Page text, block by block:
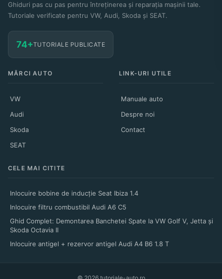
Ghiduri pas cu pas pentru întreținerea și reparația mașinii tale.
Tutoriale verificate pentru VW, Audi, Skoda și SEAT.
74+TUTORIALE PUBLICATE
MĂRCI AUTO
VW
Audi
Skoda
SEAT
LINK-URI UTILE
Manuale auto
Despre noi
Contact
CELE MAI CITITE
Inlocuire bobine de inducție Seat Ibiza 1.4
Inlocuire filtru combustibil Audi A6 C5
Ghid Complet: Demontarea Banchetei Spate la VW Golf V, Jetta și
Skoda Octavia II
Inlocuire antigel + rezervor antigel Audi A4 B6 1.8 T